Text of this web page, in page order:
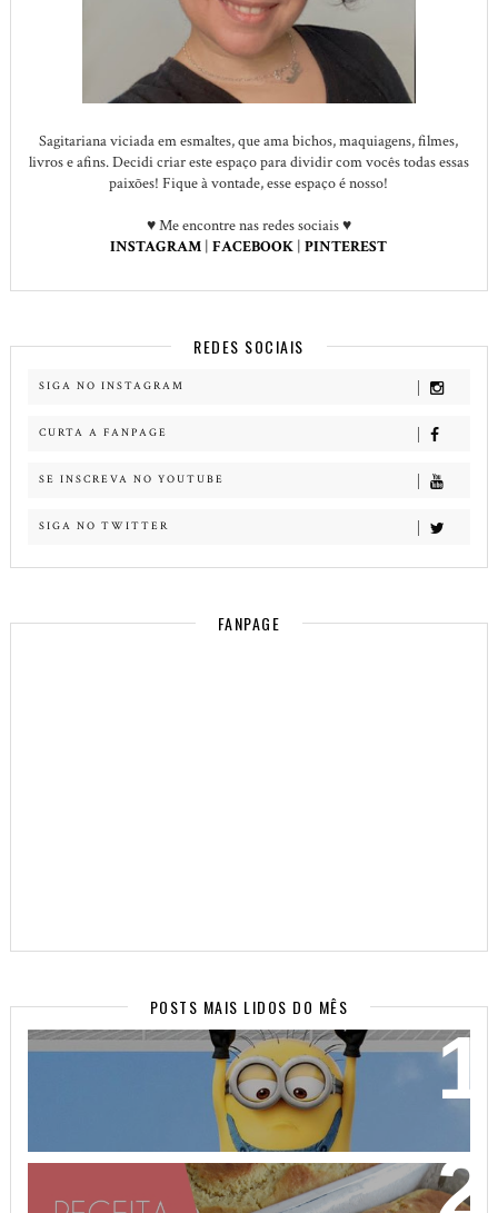
Sagitariana viciada em esmaltes, que ama bichos, maquiagens, filmes,
livros e afins. Decidi criar este espaço para dividir com vocês todas essas
paixões! Fique à vontade, esse espaço é nosso!
♥ Me encontre nas redes sociais ♥
INSTAGRAM |FACEBOOK | PINTEREST
REDES SOCIAIS
SIGA NO INSTAGRAM
CURTA A FANPAGE
SE INSCREVA NO YOUTUBE
SIGA NO TWITTER
FANPAGE
POSTS MAIS LIDOS DO MÊS
WALLPAPERS SUPER FOFOS PARA SEU CELULAR!
PÃO DE AVEIA FEITO COM MASSA MOLE - NÃO